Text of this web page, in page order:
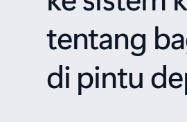
tentang
di pintu